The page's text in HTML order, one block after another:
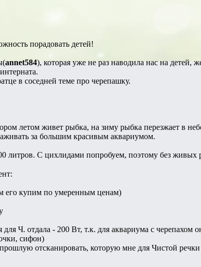
порадовать детей!
annet584), которая уже не раз наводила нас на
в соседней теме про черепашку.
летом живет рыбка, на зиму рыбка перезжает в
за большим красивым аквариумом.
литров. С цихлидами попробуем, поэтому без живых
его купим по умеренным ценам)
для Ч. отдала - 200 Вт, т.к. для аквариума с черепахом
сифон)
отсканировать, которую мне для Чистой речки